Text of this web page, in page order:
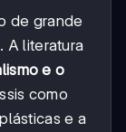
de grande
A literatura
e o
como
e a